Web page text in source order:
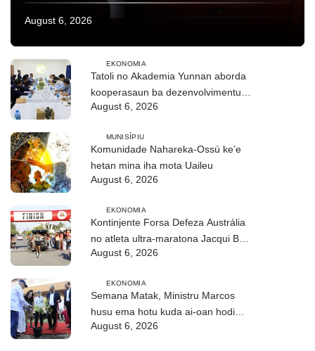
August 6, 2026
EKONOMIA
Tatoli no Akademia Yunnan aborda
kooperasaun ba dezenvolvimentu
no troka informasaun
August 6, 2026
MUNISÍPIU
Komunidade Nahareka-Ossú ke’e
hetan mina iha mota Uaileu
August 6, 2026
EKONOMIA
Kontinjente Forsa Defeza Austrália
no atleta ultra-maratona Jacqui Bell
partisipa DIM 2026
August 6, 2026
EKONOMIA
Semana Matak, Ministru Marcos
husu ema hotu kuda ai-oan hodi
proteje biodiversidade
August 6, 2026